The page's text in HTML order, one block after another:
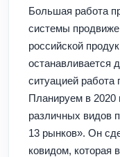
Большая работа
системы
российской
останавливается
ситуацией
Планируем в 2020
различных видов
13 рынков». Он
ковидом, которая